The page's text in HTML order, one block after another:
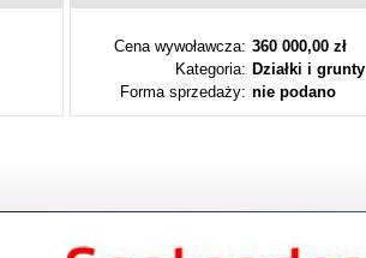
Cena wywoławcza: 360 000,00 zł
Kategoria: Działki i grunty
Forma sprzedaży: nie podano